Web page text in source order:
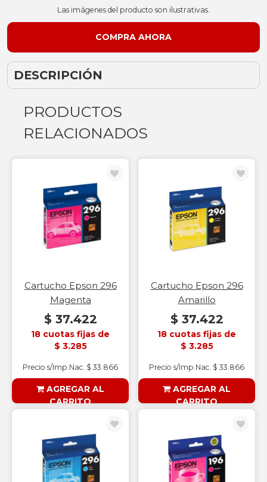
Las imágenes del producto son ilustrativas.
DESCRIPCIÓN
PRODUCTOS
RELACIONADOS
Cartucho Epson 296
Magenta
$ 37.422
18 cuotas fijas de
$ 3.285
Precio s/Imp.Nac. $ 33.866
AGREGAR AL
CARRITO
Cartucho Epson 296
Amarillo
$ 37.422
18 cuotas fijas de
$ 3.285
Precio s/Imp.Nac. $ 33.866
AGREGAR AL
CARRITO